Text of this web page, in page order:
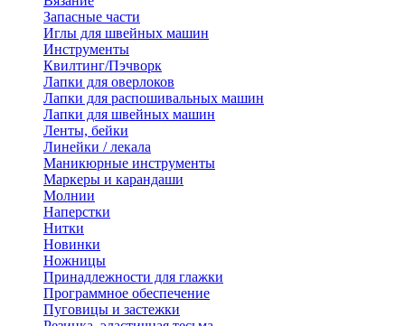
Запасные части
Иглы для швейных машин
Инструменты
Квилтинг/Пэчворк
Лапки для оверлоков
Лапки для распошивальных машин
Лапки для швейных машин
Ленты, бейки
Линейки / лекала
Маникюрные инструменты
Маркеры и карандаши
Молнии
Наперстки
Нитки
Новинки
Ножницы
Принадлежности для глажки
Программное обеспечение
Пуговицы и застежки